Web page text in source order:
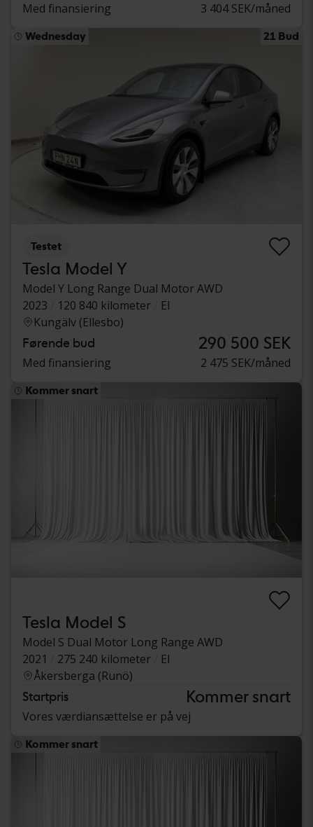
Med finansiering 3 404 SEK/måned
Wednesday 21 Bud
Testet
Tesla Model Y
Model Y Long Range Dual Motor AWD
2023
120 840 kilometer
El
Kungälv (Ellesbo)
Førende bud 290 500 SEK
Med finansiering 2 475 SEK/måned
Kommer snart
Tesla Model S
Model S Dual Motor Long Range AWD
2021
275 240 kilometer
El
Åkersberga (Runö)
Startpris Kommer snart
Vores værdiansættelse er på vej
Kommer snart